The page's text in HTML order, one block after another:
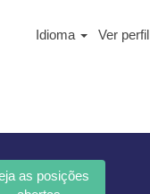
Idioma Ver perfil